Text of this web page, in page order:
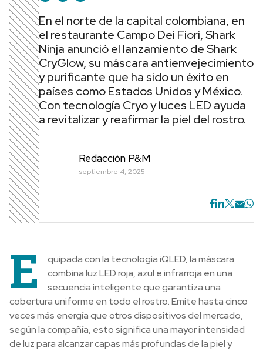
En el norte de la capital colombiana, en
el restaurante Campo Dei Fiori, Shark
Ninja anunció el lanzamiento de Shark
CryGlow, su máscara antienvejecimiento
y purificante que ha sido un éxito en
países como Estados Unidos y México.
Con tecnología Cryo y luces LED ayuda
a revitalizar y reafirmar la piel del rostro.
Redacción P&M
septiembre 4, 2025
E
quipada con la tecnología iQLED, la máscara
combina luz LED roja, azul e infrarroja en una
secuencia inteligente que garantiza una
cobertura uniforme en todo el rostro. Emite hasta cinco
veces más energía que otros dispositivos del mercado,
según la compañía, esto significa una mayor intensidad
de luz para alcanzar capas más profundas de la piel y